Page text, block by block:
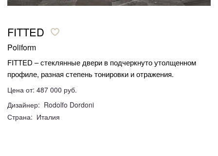
FITTED
Poliform
FITTED – стеклянные двери в подчеркнуто утолщенном
профиле, разная степень тонировки и отражения.
Цена от: 487 000 руб.
Дизайнер: Rodolfo Dordoni
Страна: Италия